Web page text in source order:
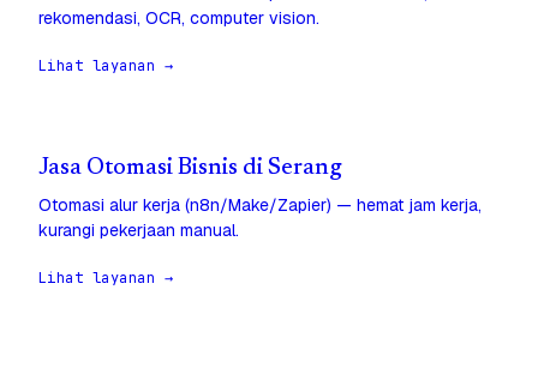
rekomendasi, OCR, computer vision.
Lihat layanan →
Jasa Otomasi Bisnis di Serang
Otomasi alur kerja (n8n/Make/Zapier) — hemat jam kerja,
kurangi pekerjaan manual.
Lihat layanan →